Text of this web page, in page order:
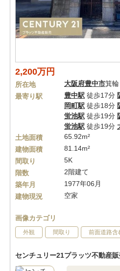
2,200万円
所在地 大阪府豊中市箕輪
最寄り駅
豊中駅 徒歩17分
岡町駅 徒歩18分
蛍池駅 徒歩19分
蛍池駅 徒歩19分
土地面積
65.92m²
建物面積
81.14m²
間取り
5K
階数
2階建て
築年月
1977年06月
建物現況
空家
画像カテゴリ
外観 間取り 前面道路含
センチュリー21プラッツ不動産